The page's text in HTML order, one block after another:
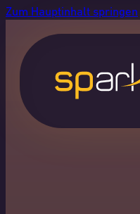
Zum Hauptinhalt springen